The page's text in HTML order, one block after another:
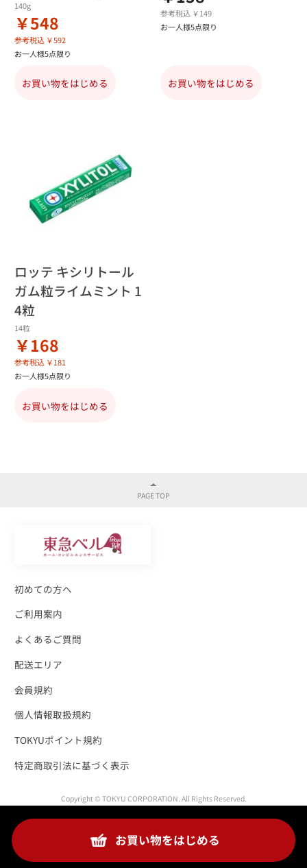
140g
￥548
参考税込 ￥592
お一人様5点限り
お買い物をはじめる
参考税込 ￥149
お一人様5点限り
お買い物をはじめる
ロッテ キシリトール
ガム粒ライムミント 1
4粒
14粒
￥168
参考税込 ￥181
お一人様5点限り
お買い物をはじめる
お買い物をはじめる
初めての方へ
ご利用案内
よくあるご質問
配送エリア
会員規約
個人情報取扱規約
TOKYUポイント規約
特定商取引法に基づく表示
Copyright © TOKYU CORPORATION. All Rights Reserved.